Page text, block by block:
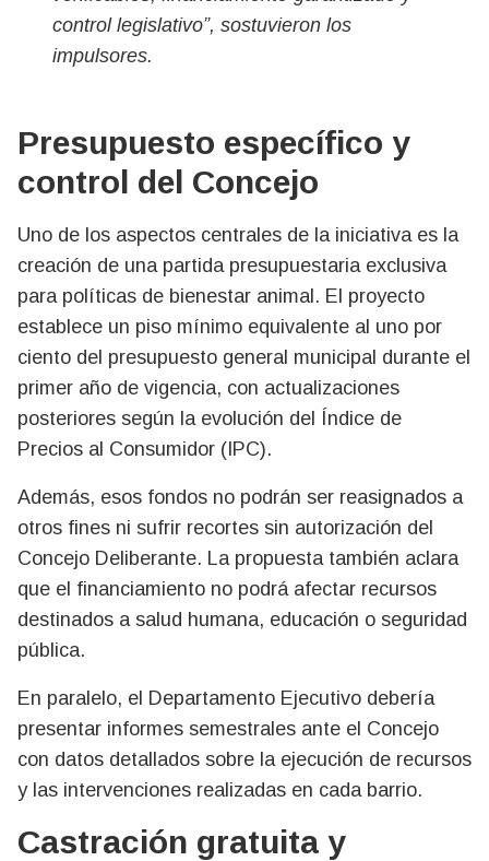
control legislativo”, sostuvieron los
impulsores.
Presupuesto específico y
control del Concejo
Uno de los aspectos centrales de la iniciativa es la
creación de una partida presupuestaria exclusiva
para políticas de bienestar animal. El proyecto
establece un piso mínimo equivalente al uno por
ciento del presupuesto general municipal durante el
primer año de vigencia, con actualizaciones
posteriores según la evolución del Índice de
Precios al Consumidor (IPC).
Además, esos fondos no podrán ser reasignados a
otros fines ni sufrir recortes sin autorización del
Concejo Deliberante. La propuesta también aclara
que el financiamiento no podrá afectar recursos
destinados a salud humana, educación o seguridad
pública.
En paralelo, el Departamento Ejecutivo debería
presentar informes semestrales ante el Concejo
con datos detallados sobre la ejecución de recursos
y las intervenciones realizadas en cada barrio.
Castración gratuita y